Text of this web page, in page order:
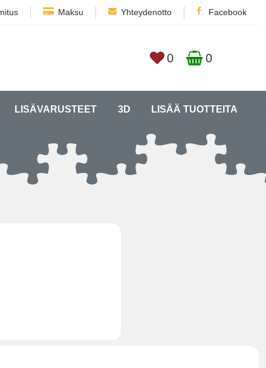
Maksu Yhteydenotto Facebook
0 0
LISÄVARUSTEET 3D LISÄÄ TUOTTEITA